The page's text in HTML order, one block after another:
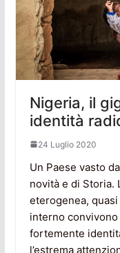
Nigeria, il
identità
24 Luglio 2020
Un Paese vasto
novità e di Storia.
eterogenea,
interno
fortemente
l’estrema